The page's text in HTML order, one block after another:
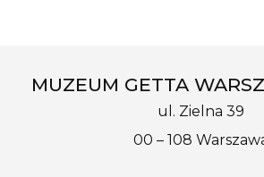
MUZEUM GETTA
ul. Zielna 39
00 – 108